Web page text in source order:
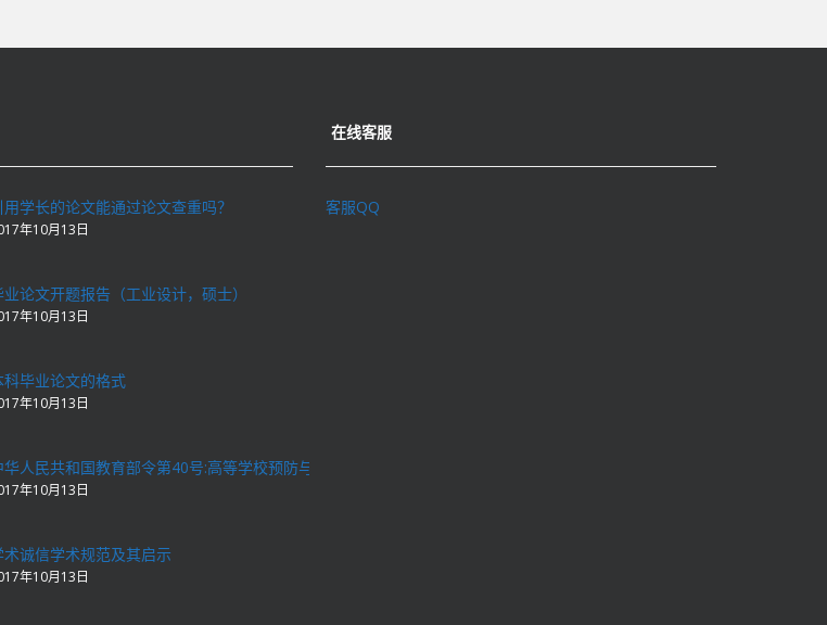
用学长的论文能通过论文查重吗？
年10月13日
业论文开题报告（工业设计，硕士）
年10月13日
科毕业论文的格式
年10月13日
华人民共和国教育部令第40号:高等学校预防与处理学术不端行为办法
年10月13日
术诚信学术规范及其启示
年10月13日
在线客服
客服QQ